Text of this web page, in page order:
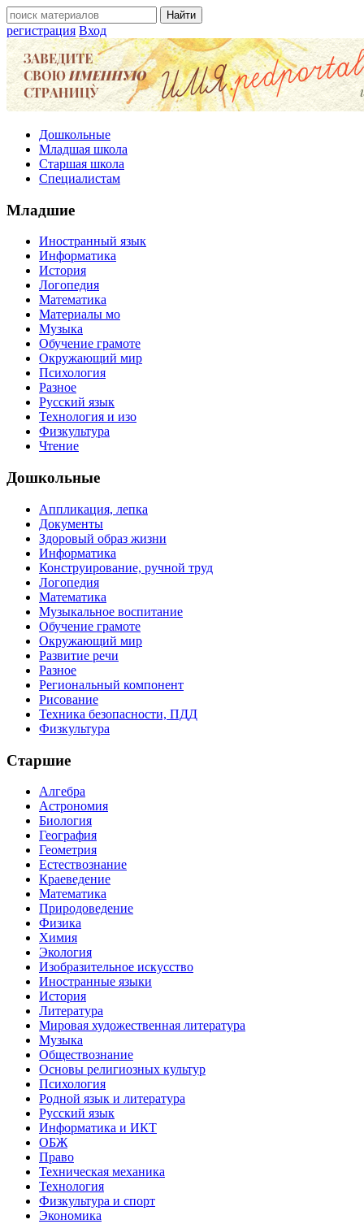
регистрация Вход
Дошкольные
Младшая школа
Старшая школа
Специалистам
Младшие
Иностранный язык
Информатика
История
Логопедия
Математика
Материалы мо
Музыка
Обучение грамоте
Окружающий мир
Психология
Разное
Русский язык
Технология и изо
Физкультура
Чтение
Дошкольные
Аппликация, лепка
Документы
Здоровый образ жизни
Информатика
Конструирование, ручной труд
Логопедия
Математика
Музыкальное воспитание
Обучение грамоте
Окружающий мир
Развитие речи
Разное
Региональный компонент
Рисование
Техника безопасности, ПДД
Физкультура
Старшие
Алгебра
Астрономия
Биология
География
Геометрия
Естествознание
Краеведение
Математика
Природоведение
Физика
Химия
Экология
Изобразительное искусство
Иностранные языки
История
Литература
Мировая художественная литература
Музыка
Обществознание
Основы религиозных культур
Психология
Родной язык и литература
Русский язык
Информатика и ИКТ
ОБЖ
Право
Техническая механика
Технология
Физкультура и спорт
Экономика